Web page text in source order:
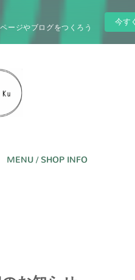
ージやブログをつくろう
今す
MENU / SHOP INFO